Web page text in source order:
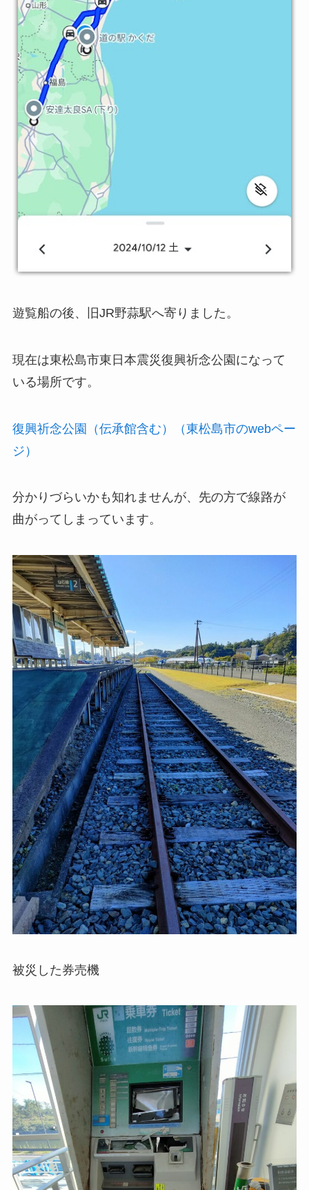
遊覧船の後、旧JR野蒜駅へ寄りました。
現在は東松島市東日本震災復興祈念公園になって
いる場所です。
復興祈念公園（伝承館含む）（東松島市のwebペー
ジ）
分かりづらいかも知れませんが、先の方で線路が
曲がってしまっています。
被災した券売機